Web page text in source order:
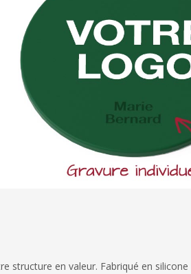
structure en valeur. Fabriqué en